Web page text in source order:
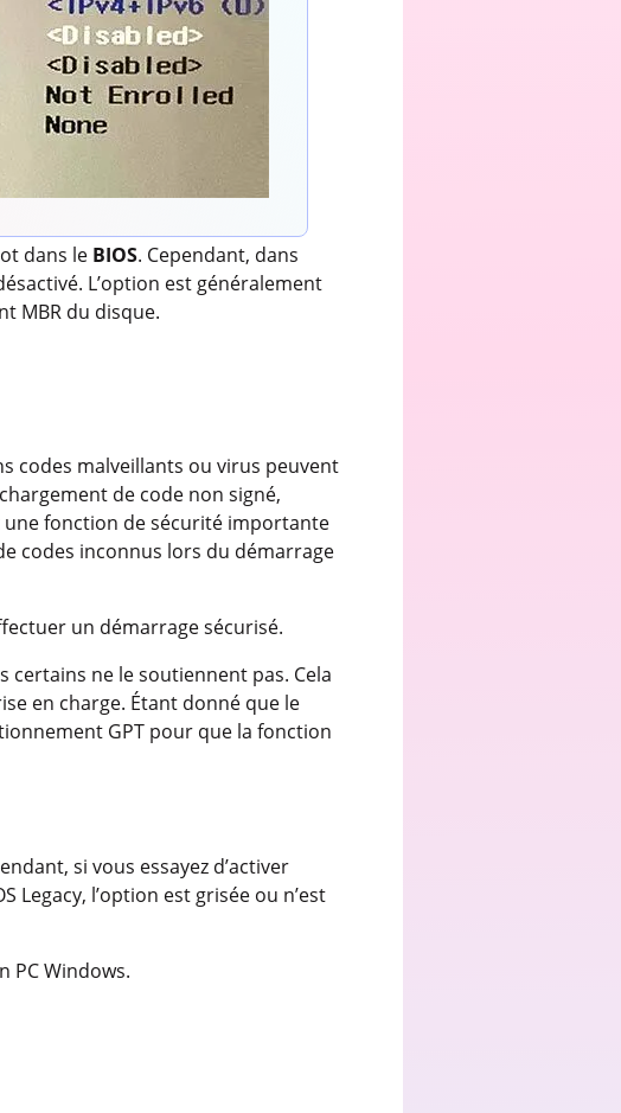
dans le BIOS. Cependant, dans
L’option est généralement
MBR du disque.
codes malveillants ou virus peuvent
de code non signé,
une fonction de sécurité importante
codes inconnus lors du démarrage
un démarrage sécurisé.
ne le soutiennent pas. Cela
en charge. Étant donné que le
GPT pour que la fonction
si vous essayez d’activer
Legacy, l’option est grisée ou n’est
PC Windows.